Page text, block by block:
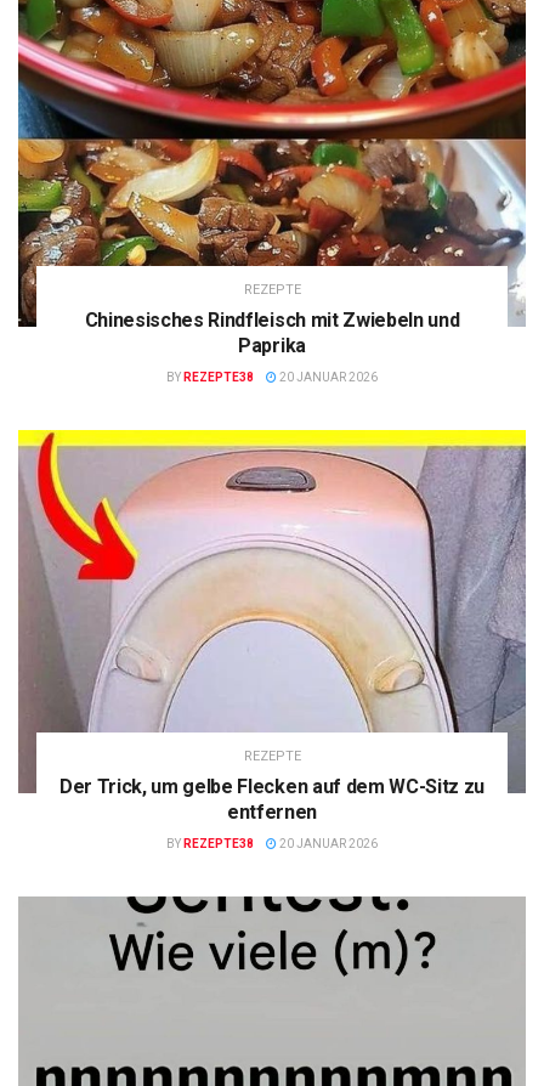
REZEPTE
Chinesisches Rindfleisch mit Zwiebeln und
Paprika
BY REZEPTE38 20 JANUAR 2026
REZEPTE
Der Trick, um gelbe Flecken auf dem WC-Sitz zu
entfernen
BY REZEPTE38 20 JANUAR 2026